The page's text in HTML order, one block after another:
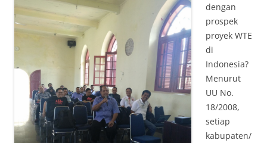
dengan
prospek
proyek WTE
di
Indonesia?
Menurut
UU No.
18/2008,
setiap
kabupaten/